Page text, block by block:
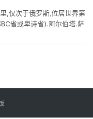
,仅次于俄罗斯,位居世界第
省或卑诗省).阿尔伯塔.萨